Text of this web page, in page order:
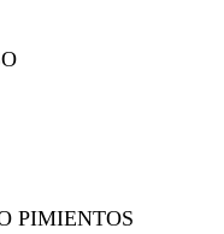
PIMIENTOS